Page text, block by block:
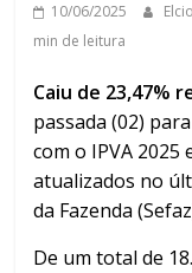
10/06/2025
min de leitura
Caiu de 23,47%
passada (02)
com o IPVA
atualizados no
da Fazenda
De um total de